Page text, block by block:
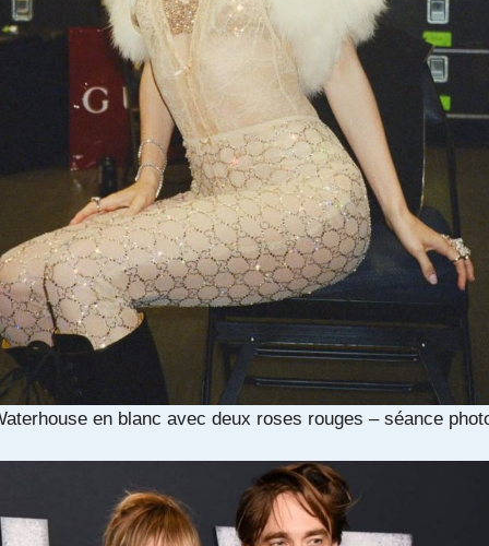
en blanc avec deux roses rouges – séance